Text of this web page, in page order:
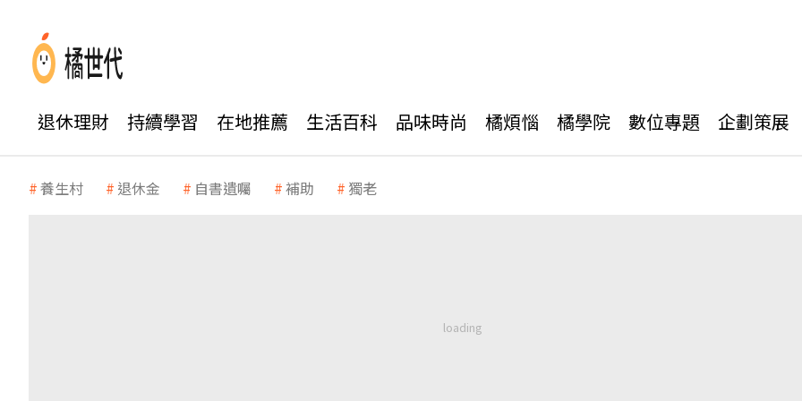
退休理財 持續學習 在地推薦 生活百科 品味時尚 橘煩惱 橘學院 數位專題 企劃策展
養生村 退休金 自書遺囑 補助 獨老